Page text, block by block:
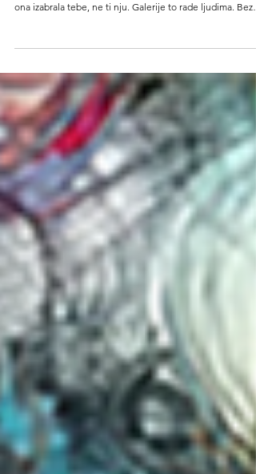
JEDNE REČI
sliku. Nisi ni pročitao naziv. Samo si se zatekao tu kao da je
reči, bez muzike, bez narativa. A zapravo imaju sve troje.